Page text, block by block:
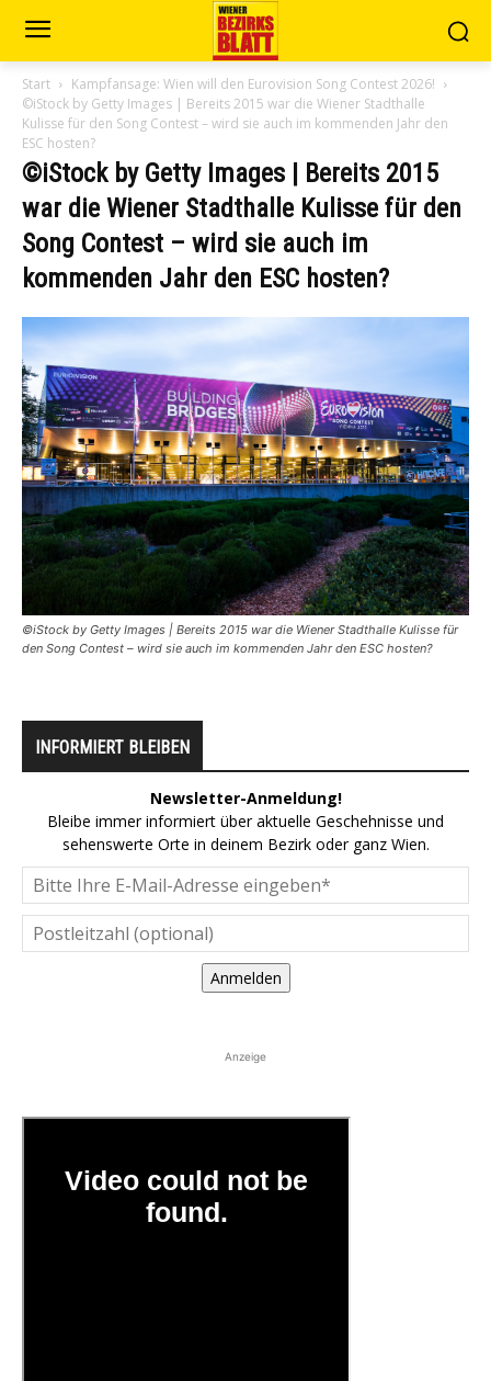
Start
Kampfansage: Wien will den Eurovision Song Contest 2026!
©iStock by Getty Images | Bereits 2015 war die Wiener Stadthalle
Kulisse für den Song Contest – wird sie auch im kommenden Jahr den
ESC hosten?
©iStock by Getty Images | Bereits 2015
war die Wiener Stadthalle Kulisse für den
Song Contest – wird sie auch im
kommenden Jahr den ESC hosten?
©iStock by Getty Images | Bereits 2015 war die Wiener Stadthalle Kulisse für
den Song Contest – wird sie auch im kommenden Jahr den ESC hosten?
INFORMIERT BLEIBEN
Newsletter-Anmeldung!
Bleibe immer informiert über aktuelle Geschehnisse und
sehenswerte Orte in deinem Bezirk oder ganz Wien.
Anmelden
Anzeige